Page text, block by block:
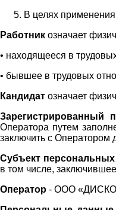
В целях
Работник означает
• находящееся в
• бывшее в трудовых
Кандидат означает
Зарегистрированный
Оператора путем
заключить с Оператором
Субъект
в том числе,
Оператор - ООО «